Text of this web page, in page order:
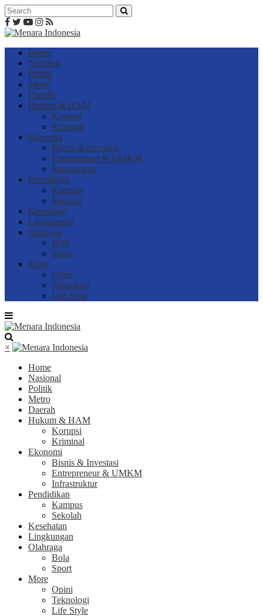
Home
Nasional
Politik
Metro
Daerah
Hukum & HAM
Korupsi
Kriminal
Ekonomi
Bisnis & Investasi
Entrepreneur & UMKM
Infrastruktur
Pendidikan
Kampus
Sekolah
Kesehatan
Lingkungan
Olahraga
Bola
Sport
More
Opini
Teknologi
Life Style
×
Home
Nasional
Politik
Metro
Daerah
Hukum & HAM
Korupsi
Kriminal
Ekonomi
Bisnis & Investasi
Entrepreneur & UMKM
Infrastruktur
Pendidikan
Kampus
Sekolah
Kesehatan
Lingkungan
Olahraga
Bola
Sport
More
Opini
Teknologi
Life Style